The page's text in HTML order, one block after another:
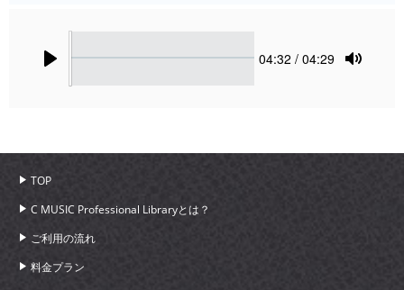
Current
04:32 / 04:29
TOP
C MUSIC Professional Libraryとは？
ご利用の流れ
料金プラン